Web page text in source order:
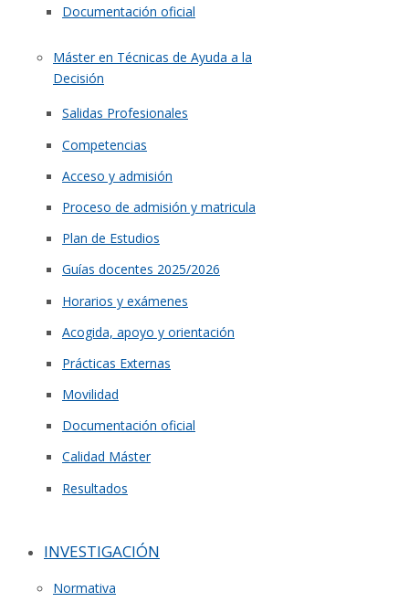
Documentación oficial
Máster en Técnicas de Ayuda a la
Decisión
Salidas Profesionales
Competencias
Acceso y admisión
Proceso de admisión y matricula
Plan de Estudios
Guías docentes 2025/2026
Horarios y exámenes
Acogida, apoyo y orientación
Prácticas Externas
Movilidad
Documentación oficial
Calidad Máster
Resultados
INVESTIGACIÓN
Normativa